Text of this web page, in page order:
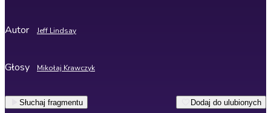
Autor Jeff Lindsay
Głosy Mikołaj Krawczyk
Słuchaj fragmentu Dodaj do ulubionych